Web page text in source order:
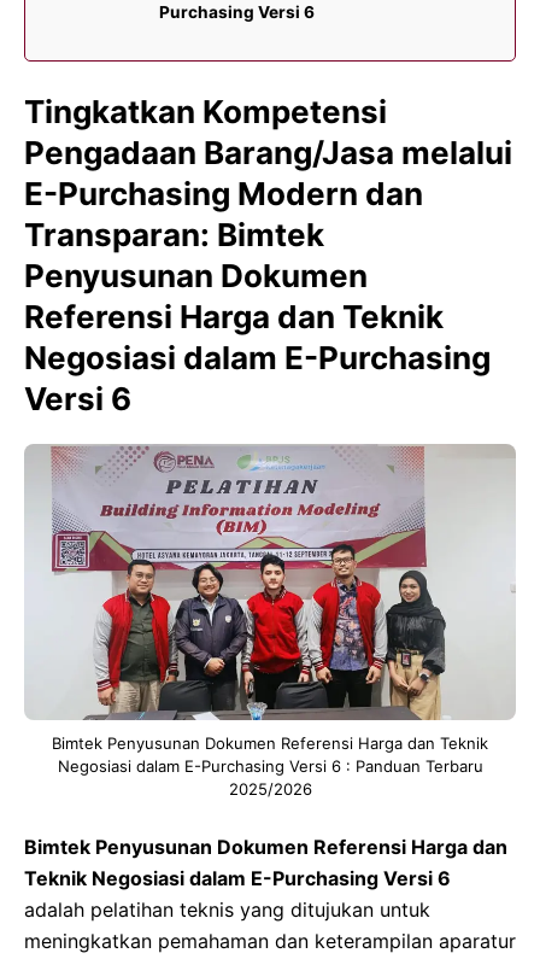
Purchasing Versi 6
Tingkatkan Kompetensi
Pengadaan Barang/Jasa melalui
E-Purchasing Modern dan
Transparan: Bimtek
Penyusunan Dokumen
Referensi Harga dan Teknik
Negosiasi dalam E-Purchasing
Versi 6
Bimtek Penyusunan Dokumen Referensi Harga dan Teknik
Negosiasi dalam E-Purchasing Versi 6 : Panduan Terbaru
2025/2026
Bimtek Penyusunan Dokumen Referensi Harga dan
Teknik Negosiasi dalam E-Purchasing Versi 6
adalah pelatihan teknis yang ditujukan untuk
meningkatkan pemahaman dan keterampilan aparatur